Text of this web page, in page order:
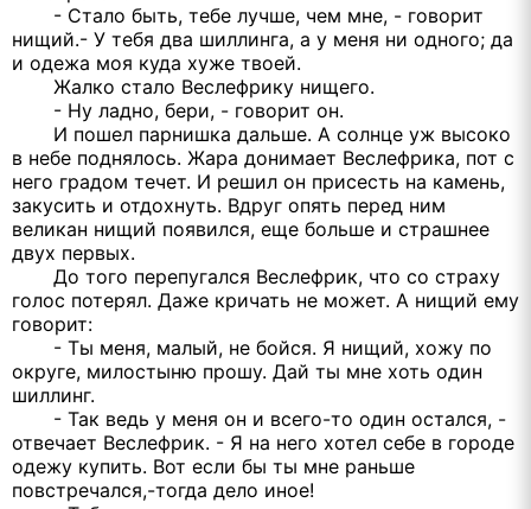
- Стало быть, тебе лучше, чем мне, - говорит
нищий.- У тебя два шиллинга, а у меня ни одного; да
и одежа моя куда хуже твоей.
Жалко стало Веслефрику нищего.
- Ну ладно, бери, - говорит он.
И пошел парнишка дальше. А солнце уж высоко
в небе поднялось. Жара донимает Веслефрика, пот с
него градом течет. И решил он присесть на камень,
закусить и отдохнуть. Вдруг опять перед ним
великан нищий появился, еще больше и страшнее
двух первых.
До того перепугался Веслефрик, что со страху
голос потерял. Даже кричать не может. А нищий ему
говорит:
- Ты меня, малый, не бойся. Я нищий, хожу по
округе, милостыню прошу. Дай ты мне хоть один
шиллинг.
- Так ведь у меня он и всего-то один остался, -
отвечает Веслефрик. - Я на него хотел себе в городе
одежу купить. Вот если бы ты мне раньше
повстречался,-тогда дело иное!